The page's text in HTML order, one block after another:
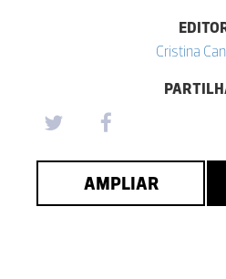
Cristina
AMPLIAR